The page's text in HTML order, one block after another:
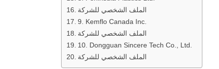
الملف الشخصي للشركة
9. Kemflo Canada Inc.
الملف الشخصي للشركة
10. Dongguan Sincere Tech Co., Ltd.
الملف الشخصي للشركة